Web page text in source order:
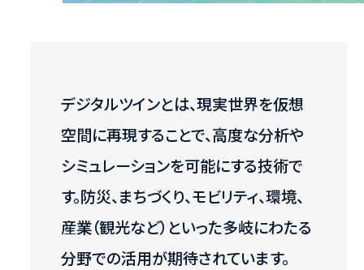
デジタルツインとは、現実世界を仮想
空間に再現することで、高度な分析や
シミュレーションを可能にする技術で
す。防災、まちづくり、モビリティ、環境、
産業（観光など）といった多岐にわたる
分野での活用が期待されています。